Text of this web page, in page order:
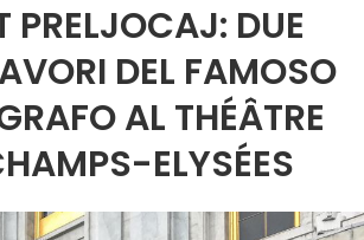
PRELJOCAJ: DUE
DEL FAMOSO
AL THÉÂTRE
ELYSÉES